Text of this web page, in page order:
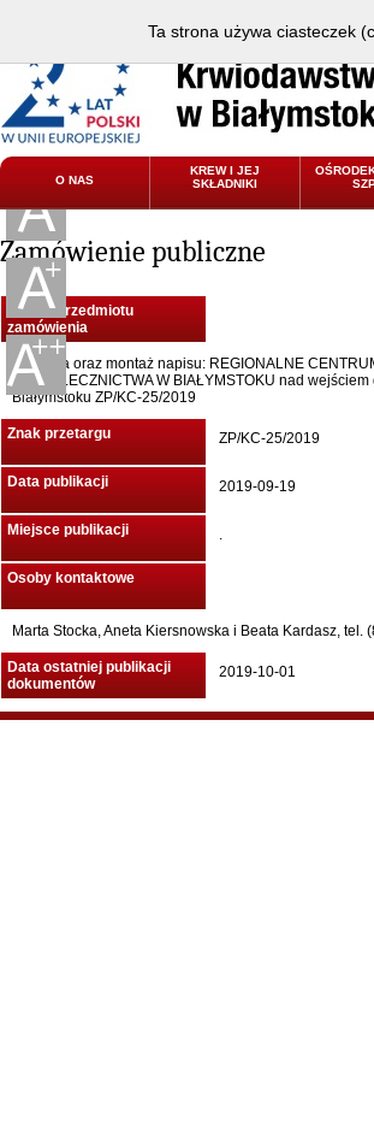
O NAS
KREW I JEJ
SKŁADNIKI
Zamówienie publiczne
Nazwa przedmiotu
zamówienia
Dostawa oraz montaż napisu: REGIONALNE
KRWIOLECZNICTWA W BIAŁYMSTOKU nad
Białymstoku ZP/KC-25/2019
Znak przetargu ZP/KC-25/2019
Data publikacji 2019-09-19
Miejsce publikacji .
Osoby kontaktowe
Marta Stocka, Aneta Kiersnowska i Beata Kardasz, tel.
Data ostatniej publikacji
dokumentów
2019-10-01
Ta strona używa ciasteczek